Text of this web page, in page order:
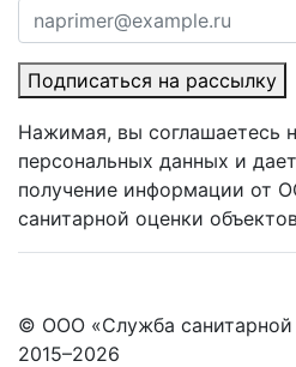
Подписаться на рассылку
Нажимая, вы соглашаетесь
персональных данных и
получение информации от
санитарной оценки
© ООО «Служба санитарной
2015–2026